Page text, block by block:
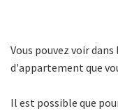
Vous pouvez voir
d'appartement que
Il est possible que